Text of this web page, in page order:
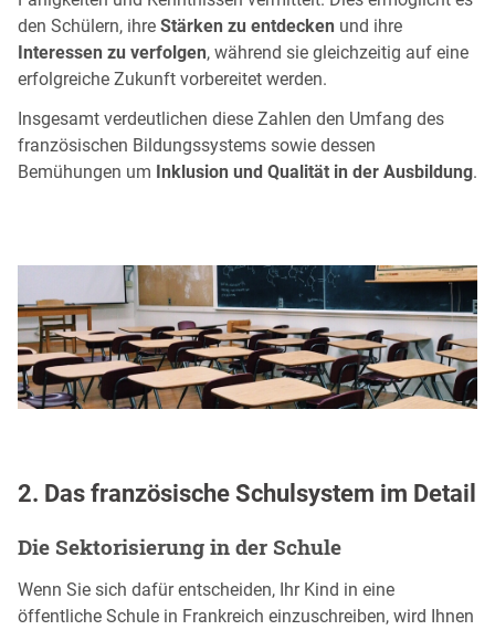
den Schülern, ihre Stärken zu entdecken und ihre
Interessen zu verfolgen, während sie gleichzeitig auf eine
erfolgreiche Zukunft vorbereitet werden.
Insgesamt verdeutlichen diese Zahlen den Umfang des
französischen Bildungssystems sowie dessen
Bemühungen um Inklusion und Qualität in der Ausbildung.
2. Das französische Schulsystem im Detail
Die Sektorisierung in der Schule
Wenn Sie sich dafür entscheiden, Ihr Kind in eine
öffentliche Schule in Frankreich einzuschreiben, wird Ihnen